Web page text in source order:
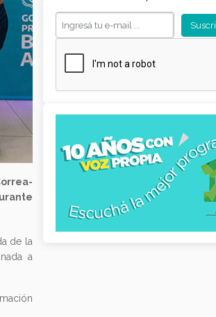
de la
a